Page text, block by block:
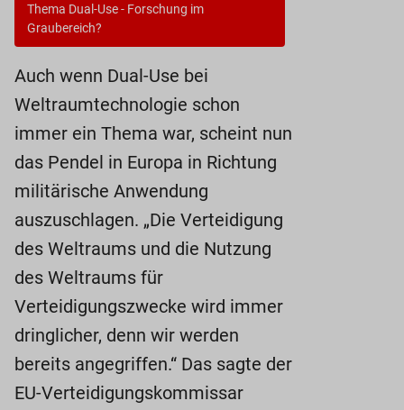
Thema Dual-Use - Forschung im
Graubereich?
Auch wenn Dual-Use bei
Weltraumtechnologie schon
immer ein Thema war, scheint nun
das Pendel in Europa in Richtung
militärische Anwendung
auszuschlagen. „Die Verteidigung
des Weltraums und die Nutzung
des Weltraums für
Verteidigungszwecke wird immer
dringlicher, denn wir werden
bereits angegriffen.“ Das sagte der
EU-Verteidigungskommissar